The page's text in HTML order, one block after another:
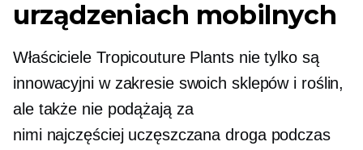
urządzeniach mobilnych
Właściciele Tropicouture Plants nie tylko są
innowacyjni w zakresie swoich sklepów i roślin,
ale także nie podążają za
nimi najczęściej uczęszczana drogapodczas